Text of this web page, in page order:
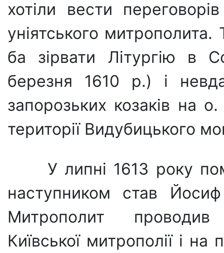
хотіли вести
уніятського
ба зірвати Літургію в
березня 1610 р.) і
запорозьких козаків на
території Видубицького
У липні 1613 року
наступником став
Митро­полит проводив
Київської митрополії і